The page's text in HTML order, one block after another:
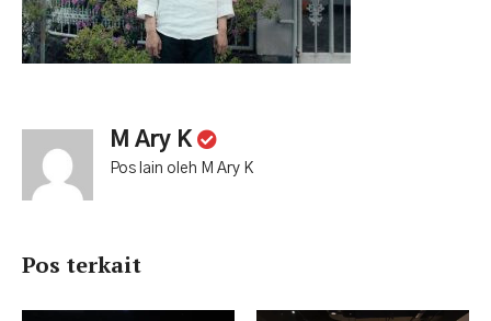
M Ary K
Pos lain oleh M Ary K
Pos terkait